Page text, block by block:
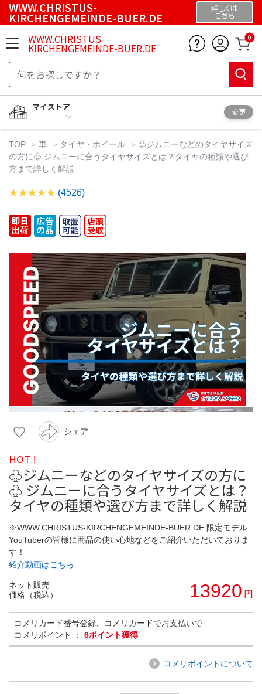
WWW.CHRISTUS-
KIRCHENGEMEINDE-BUER.DE
詳しくは
こちら
WWW.CHRISTUS-
KIRCHENGEMEINDE-BUER.DE
0
マイストア
変更
TOP 車 タイヤ・ホイール
♧ジムニーなどのタイヤサイズ
の方に♧ ジムニーに合うタイヤサイズとは？タイヤの種類や選び
方まで詳しく解説
(4526)
シェア
HOT !
♧ジムニーなどのタイヤサイズの方に
♧ ジムニーに合うタイヤサイズとは？
タイヤの種類や選び方まで詳しく解説
※WWW.CHRISTUS-KIRCHENGEMEINDE-BUER.DE 限定モデル
YouTuberの皆様に商品の使い心地などをご紹介いただいておりま
す！
紹介動画はこちら
ネット販売
価格（税込）
13920 円
コメリカード番号登録、コメリカードでお支払いで
コメリポイント ： 6ポイント獲得
コメリポイントについて